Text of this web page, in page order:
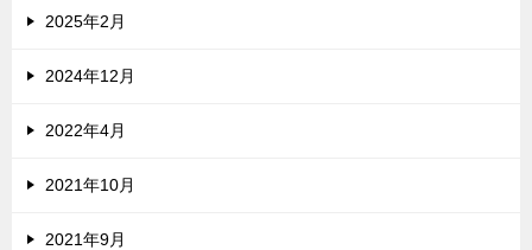
2025年2月
2024年12月
2022年4月
2021年10月
2021年9月